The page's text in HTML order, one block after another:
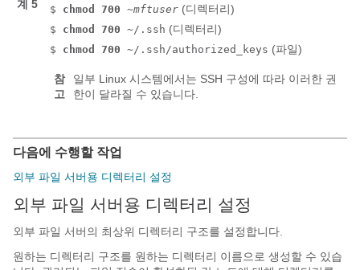
계 5
$ chmod 700 ~mftuser (디렉터리)
$ chmod 700 ~/.ssh (디렉터리)
$ chmod 700 ~/.ssh/authorized_keys (파일)
참
고
일부 Linux 시스템에서는 SSH 구성에 따라 이러한 권
한이 달라질 수 있습니다.
다음에 수행할 작업
외부 파일 서버용 디렉터리 설정
외부 파일 서버용 디렉터리 설정
외부 파일 서버의 최상위 디렉터리 구조를 설정합니다.
원하는 디렉터리 구조를 원하는 디렉터리 이름으로 생성할 수 있습